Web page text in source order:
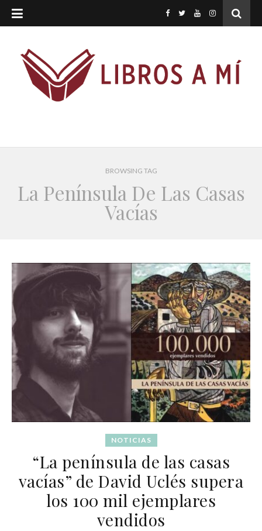
BROWSING TAG
La Península De Las Casas
Vacías
NOTICIAS
“La península de las casas
vacías” de David Uclés supera
los 100 mil ejemplares
vendidos